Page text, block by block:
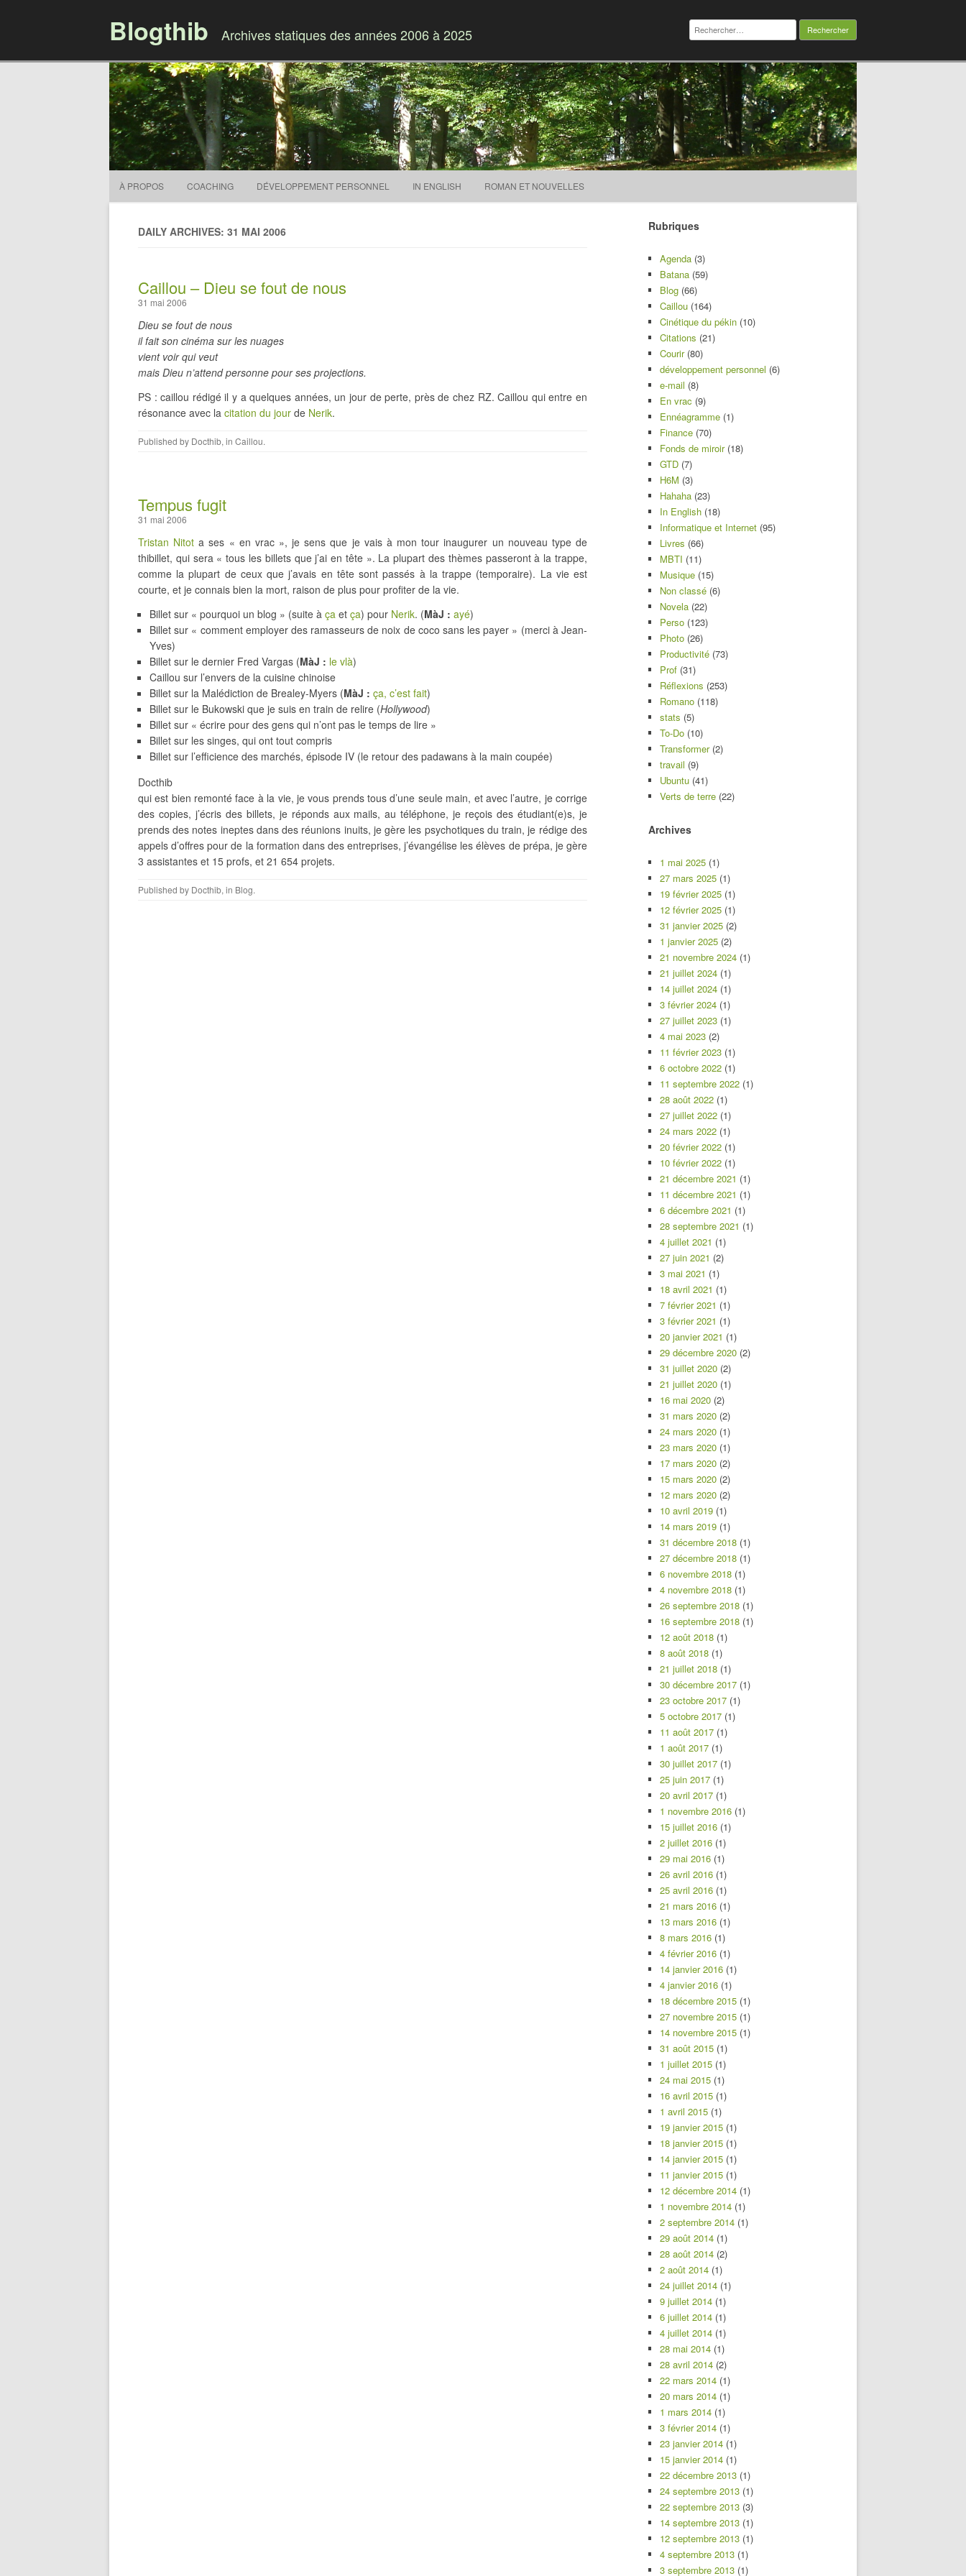
Blogthib Archives statiques des années 2006 à 2025
Rechercher :
À PROPOS COACHING DÉVELOPPEMENT PERSONNEL IN ENGLISH ROMAN ET NOUVELLES
DAILY ARCHIVES: 31 MAI 2006
Caillou – Dieu se fout de nous
31 mai 2006
Dieu se fout de nous
il fait son cinéma sur les nuages
vient voir qui veut
mais Dieu n’attend personne pour ses projections.
PS : caillou rédigé il y a quelques années, un jour de perte, près de chez RZ. Caillou qui entre en
résonance avec la citation du jour de Nerik.
Published by Docthib, in Caillou.
Tempus fugit
31 mai 2006
Tristan Nitot a ses « en vrac », je sens que je vais à mon tour inaugurer un nouveau type de
thibillet, qui sera « tous les billets que j’ai en tête ». La plupart des thèmes passeront à la trappe,
comme la plupart de ceux que j’avais en tête sont passés à la trappe (temporaire). La vie est
courte, et je connais bien la mort, raison de plus pour profiter de la vie.
Billet sur « pourquoi un blog » (suite à ça et ça) pour Nerik. (MàJ : ayé)
Billet sur « comment employer des ramasseurs de noix de coco sans les payer » (merci à Jean-
Yves)
Billet sur le dernier Fred Vargas (MàJ : le vlà)
Caillou sur l’envers de la cuisine chinoise
Billet sur la Malédiction de Brealey-Myers (MàJ : ça, c’est fait)
Billet sur le Bukowski que je suis en train de relire (Hollywood)
Billet sur « écrire pour des gens qui n’ont pas le temps de lire »
Billet sur les singes, qui ont tout compris
Billet sur l’efficience des marchés, épisode IV (le retour des padawans à la main coupée)
Docthib
qui est bien remonté face à la vie, je vous prends tous d’une seule main, et avec l’autre, je corrige
des copies, j’écris des billets, je réponds aux mails, au téléphone, je reçois des étudiant(e)s, je
prends des notes ineptes dans des réunions inuits, je gère les psychotiques du train, je rédige des
appels d’offres pour de la formation dans des entreprises, j’évangélise les élèves de prépa, je gère
3 assistantes et 15 profs, et 21 654 projets.
Published by Docthib, in Blog.
Rubriques
Agenda (3)
Batana (59)
Blog (66)
Caillou (164)
Cinétique du pékin (10)
Citations (21)
Courir(80)
développement personnel (6)
e-mail (8)
En vrac (9)
Ennéagramme (1)
Finance (70)
Fonds de miroir(18)
GTD (7)
H6M (3)
Hahaha (23)
In English (18)
Informatique et Internet (95)
Livres (66)
MBTI (11)
Musique (15)
Non classé (6)
Novela (22)
Perso (123)
Photo (26)
Productivité (73)
Prof (31)
Réflexions (253)
Romano (118)
stats (5)
To-Do (10)
Transformer(2)
travail (9)
Ubuntu (41)
Verts de terre (22)
Archives
1 mai 2025 (1)
27 mars 2025 (1)
19 février 2025 (1)
12 février 2025 (1)
31 janvier 2025 (2)
1 janvier 2025 (2)
21 novembre 2024 (1)
21 juillet 2024 (1)
14 juillet 2024 (1)
3 février 2024 (1)
27 juillet 2023 (1)
4 mai 2023 (2)
11 février 2023 (1)
6 octobre 2022 (1)
11 septembre 2022 (1)
28 août 2022 (1)
27 juillet 2022 (1)
24 mars 2022 (1)
20 février 2022 (1)
10 février 2022 (1)
21 décembre 2021 (1)
11 décembre 2021 (1)
6 décembre 2021 (1)
28 septembre 2021 (1)
4 juillet 2021 (1)
27 juin 2021 (2)
3 mai 2021 (1)
18 avril 2021 (1)
7 février 2021 (1)
3 février 2021 (1)
20 janvier 2021 (1)
29 décembre 2020 (2)
31 juillet 2020 (2)
21 juillet 2020 (1)
16 mai 2020 (2)
31 mars 2020 (2)
24 mars 2020 (1)
23 mars 2020 (1)
17 mars 2020 (2)
15 mars 2020 (2)
12 mars 2020 (2)
10 avril 2019 (1)
14 mars 2019 (1)
31 décembre 2018 (1)
27 décembre 2018 (1)
6 novembre 2018 (1)
4 novembre 2018 (1)
26 septembre 2018 (1)
16 septembre 2018 (1)
12 août 2018 (1)
8 août 2018 (1)
21 juillet 2018 (1)
30 décembre 2017 (1)
23 octobre 2017 (1)
5 octobre 2017 (1)
11 août 2017 (1)
1 août 2017 (1)
30 juillet 2017 (1)
25 juin 2017 (1)
20 avril 2017 (1)
1 novembre 2016 (1)
15 juillet 2016 (1)
2 juillet 2016 (1)
29 mai 2016 (1)
26 avril 2016 (1)
25 avril 2016 (1)
21 mars 2016 (1)
13 mars 2016 (1)
8 mars 2016 (1)
4 février 2016 (1)
14 janvier 2016 (1)
4 janvier 2016 (1)
18 décembre 2015 (1)
27 novembre 2015 (1)
14 novembre 2015 (1)
31 août 2015 (1)
1 juillet 2015 (1)
24 mai 2015 (1)
16 avril 2015 (1)
1 avril 2015 (1)
19 janvier 2015 (1)
18 janvier 2015 (1)
14 janvier 2015 (1)
11 janvier 2015 (1)
12 décembre 2014 (1)
1 novembre 2014 (1)
2 septembre 2014 (1)
29 août 2014 (1)
28 août 2014 (2)
2 août 2014 (1)
24 juillet 2014 (1)
9 juillet 2014 (1)
6 juillet 2014 (1)
4 juillet 2014 (1)
28 mai 2014 (1)
28 avril 2014 (2)
22 mars 2014 (1)
20 mars 2014 (1)
1 mars 2014 (1)
3 février 2014 (1)
23 janvier 2014 (1)
15 janvier 2014 (1)
22 décembre 2013 (1)
24 septembre 2013 (1)
22 septembre 2013 (3)
14 septembre 2013 (1)
12 septembre 2013 (1)
4 septembre 2013 (1)
3 septembre 2013 (1)